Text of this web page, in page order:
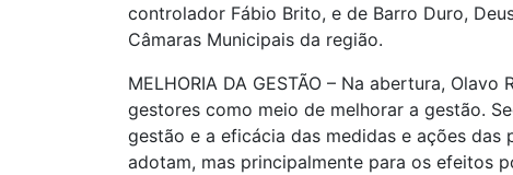
controlador Fábio Brito, e de Barro Duro,
Câmaras Municipais da região.
MELHORIA DA GESTÃO – Na abertura,
gestores como meio de melhorar a gestão.
gestão e a eficácia das medidas e ações das
adotam, mas principalmente para os efeitos